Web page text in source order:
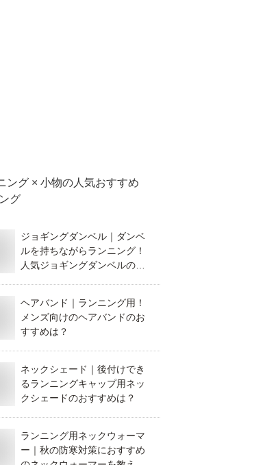
ング × 小物の人気おすすめ
グ
ジョギングダンベル｜ダンベ
ルを持ちながらランニング！
人気ジョギングダンベルのお
ヘアバンド｜ランニング用！
メンズ向けのヘアバンドのお
すすめは？
ネックシェード｜後付けでき
るランニングキャップ用ネッ
クシェードのおすすめは？
ランニング用ネックウォーマ
ー｜秋の防寒対策におすすめ